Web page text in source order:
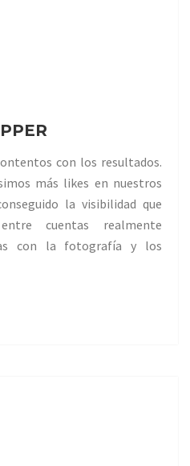
con los resultados.
más likes en nuestros
la visibilidad que
cuentas realmente
con la fotografía y los